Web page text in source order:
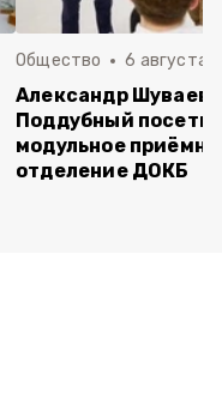
Общество 6 августа ,
Александр Шуваев
Поддубный
модульное
отделение ДОКБ